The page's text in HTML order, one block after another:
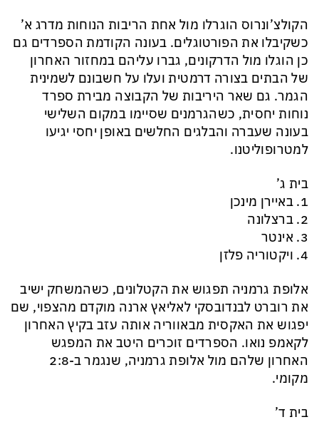
הקולצ’ונרוס הוגרלו מול אחת הריבות הנוחות מדרג א’
כשקיבלו את הפורטוגלים. בעונה הקודמת הספרדים גם
כן הוגלו מול הדרקונים, גברו עליהם במחזור האחרון
של הבתים בצורה דרמטית ועלו על חשבונם לשמינית
הגמר. גם שאר היריבות של הקבוצה מבירת ספרד
נוחות יחסית, כשהגרמנים שסיימו במקום השלישי
בעונה שעברה והבלגים החלשים באופן יחסי יגיעו
למטרופוליטנו.
בית ג’
1. באיירן מינכן
2. ברצלונה
3. אינטר
4. ויקטוריה פלזן
אלופת גרמניה תפגוש את הקטלונים, כשהמשחק ישיב
את רוברט לבנדובסקי לאליאץ ארנה מוקדם מהצפוי, שם
יפגוש את האקסית מבאווריה אותה עזב בקיץ האחרון
לקאמפ נואו. הספרדים זוכרים היטב את המפגש
האחרון שלהם מול אלופת גרמניה, שנגמר ב-2:8
מקומי.
בית ד’